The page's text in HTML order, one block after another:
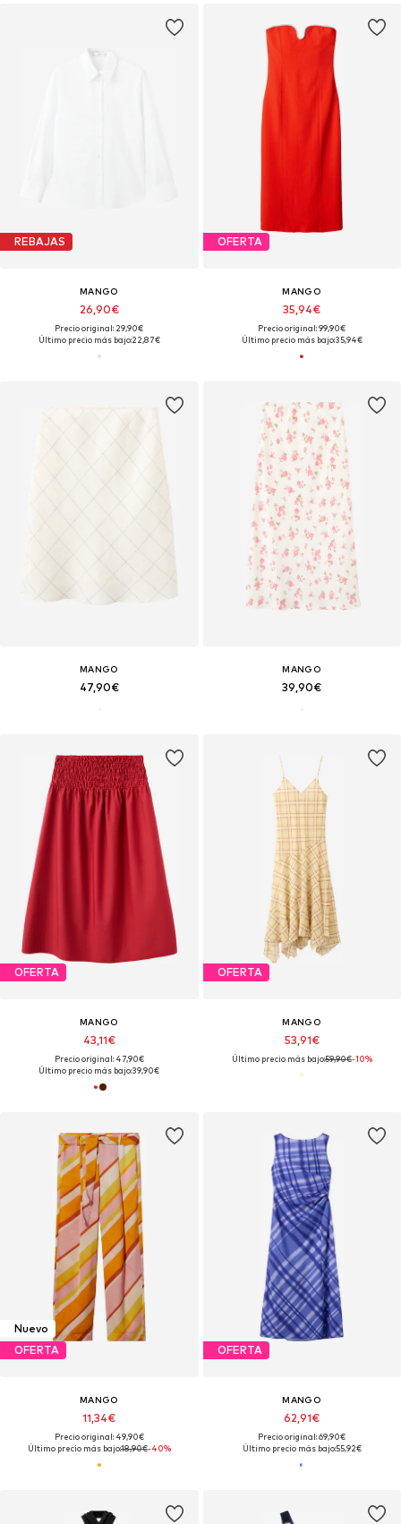
REBAJAS
MANGO
26,90€
Precio original: 29,90€
Último precio más bajo:22,87€
OFERTA
MANGO
35,94€
Precio original: 99,90€
Último precio más bajo:35,94€
MANGO
47,90€
MANGO
39,90€
OFERTA
MANGO
43,11€
Precio original: 47,90€
Último precio más bajo:39,90€
OFERTA
MANGO
53,91€
Último precio más bajo:59,90€-10%
Nuevo
OFERTA
MANGO
11,34€
Precio original: 49,90€
Último precio más bajo:18,90€-40%
OFERTA
MANGO
62,91€
Precio original: 69,90€
Último precio más bajo:55,92€